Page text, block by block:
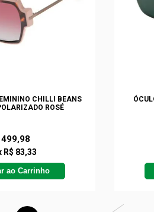
CHILLI BEANS
ROSÉ
499,98
R$ 83,33
ao Carrinho